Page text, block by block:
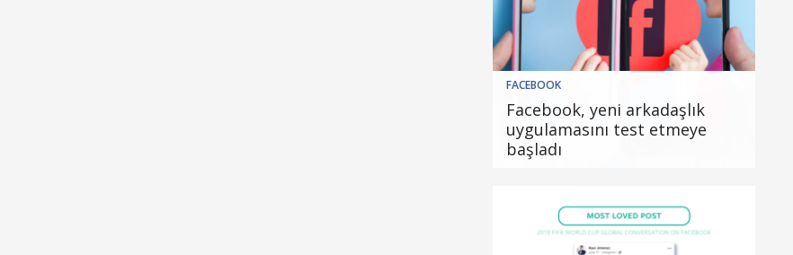
FACEBOOK
Facebook, yeni arkadaşlık
uygulamasını test etmeye
başladı